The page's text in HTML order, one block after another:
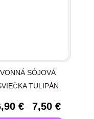
VONNÁ SÓJOVÁ
TULIPÁN
€ – 7,50 €